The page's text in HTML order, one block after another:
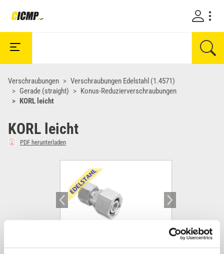
Verschraubungen
Verschraubungen Edelstahl (1.4571)
Gerade (straight)
Konus-Reduzierverschraubungen
KORL leicht
KORL leicht
PDF herunterladen